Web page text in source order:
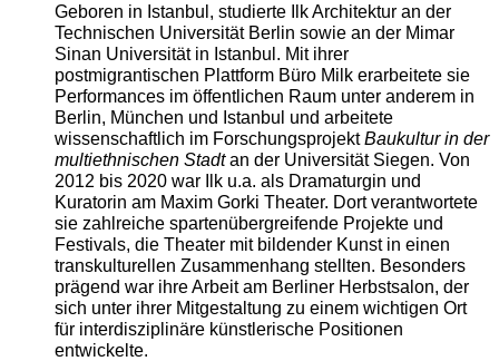
Geboren in Istanbul, studierte Ilk Architektur an der
Technischen Universität Berlin sowie an der Mimar
Sinan Universität in Istanbul. Mit ihrer
postmigrantischen Plattform Büro Milk erarbeitete sie
Performances im öffentlichen Raum unter anderem in
Berlin, München und Istanbul und arbeitete
wissenschaftlich im ForschungsprojektBaukultur in der
multiethnischen Stadtan der Universität Siegen. Von
2012 bis 2020 war Ilk u.a. als Dramaturgin und
Kuratorin am Maxim Gorki Theater. Dort verantwortete
sie zahlreiche spartenübergreifende Projekte und
Festivals, die Theater mit bildender Kunst in einen
transkulturellen Zusammenhang stellten. Besonders
prägend war ihre Arbeit am Berliner Herbstsalon, der
sich unter ihrer Mitgestaltung zu einem wichtigen Ort
für interdisziplinäre künstlerische Positionen
entwickelte.